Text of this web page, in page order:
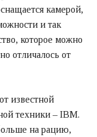
камерой,
и так
которое можно
отличалось от
известной
техники – IBM.
на рацию,